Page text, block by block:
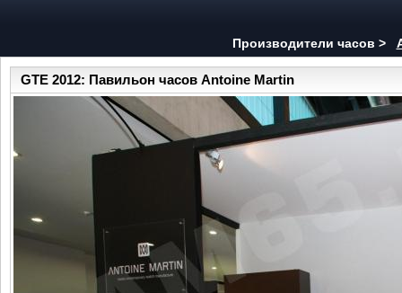
Производители часов >
GTE 2012: Павильон часов Antoine Martin